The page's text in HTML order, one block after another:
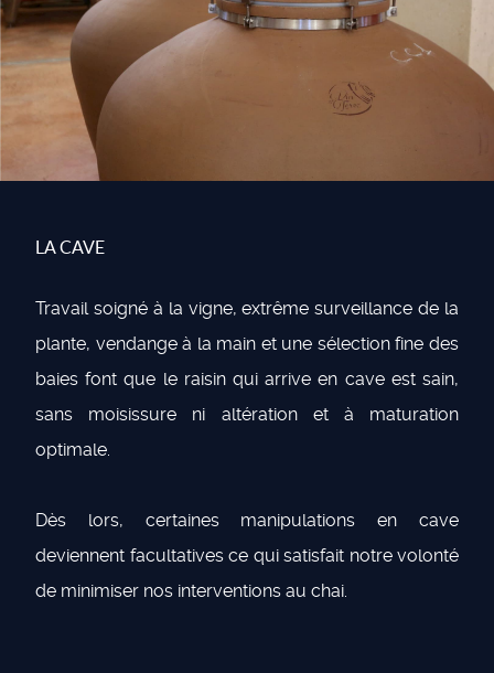
LA CAVE
Travail soigné à la vigne, extrême surveillance de la
plante, vendange à la main et une sélection fine des
baies font que le raisin qui arrive en cave est sain,
sans moisissure ni altération et à maturation
optimale.
Dès lors, certaines manipulations en cave
deviennent facultatives ce qui satisfait notre volonté
de minimiser nos interventions au chai.